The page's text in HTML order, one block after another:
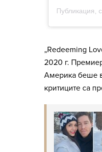
„Redeeming
2020 г.
Америка беше
критиците са